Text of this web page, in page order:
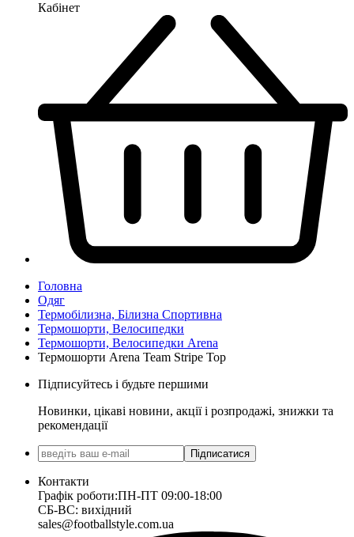
Кабінет
Головна
Одяг
Термобілизна, Білизна Спортивна
Термошорти, Велосипедки
Термошорти, Велосипедки Arena
Термошорти Arena Team Stripe Top
Підписуйтесь і будьте першими
Новинки, цікаві новини, акції і розпродажі, знижки та
рекомендації
Підписатися
Контакти
Графік роботи:ПН-ПТ 09:00-18:00
СБ-ВС: вихідний
sales@footballstyle.com.ua